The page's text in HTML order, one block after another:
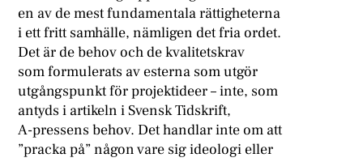
en av de mest fundamentala rättigheterna
i ett fritt samhälle, nämligen det fria ordet.
Det är de behov och de kvalitetskrav
som formulerats av esterna som utgör
utgångspunkt för projektideer – inte, som
antyds i artikeln i Svensk Tidskrift,
A-pressens behov. Det handlar inte om att
”pracka på” någon vare sig ideologi eller